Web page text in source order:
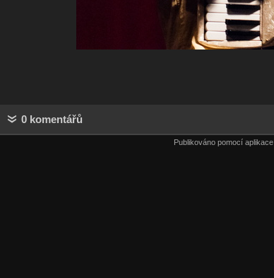
0 komentářů
Publikováno pomocí aplikace